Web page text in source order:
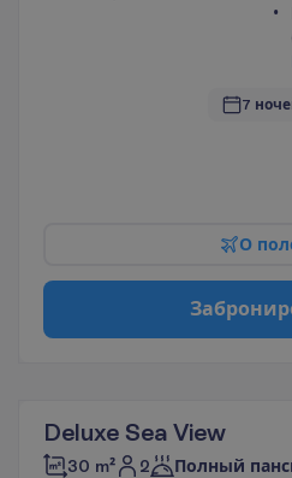
7
О пол
Забронир
Deluxe Sea View
30 m² 2 Полный